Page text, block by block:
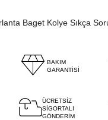
Baget Kolye Sıkça
BAKIM
GARANTİSİ
ÜCRETSİZ
SİGORTALI
GÖNDERİM